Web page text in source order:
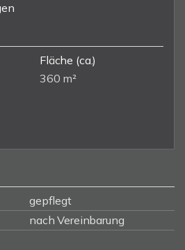
Fläche (ca.)
360 m²
gepflegt
nach Vereinbarung